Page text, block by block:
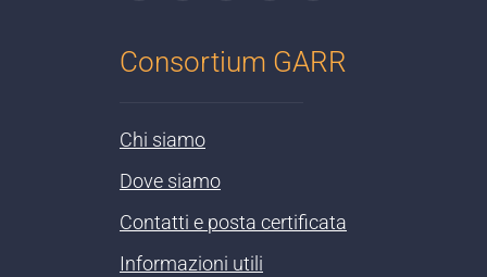
Consortium GARR
Chi siamo
Dove siamo
Contatti e posta certificata
Informazioni utili